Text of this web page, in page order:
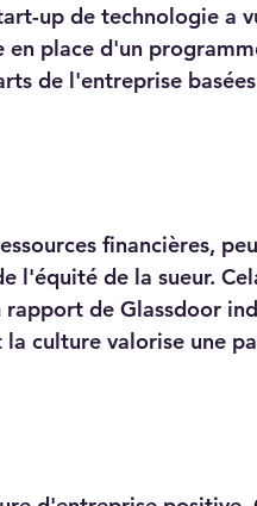
up de technologie a
place d'un
de l'entreprise
financières,
l'équité de la sueur.
de Glassdoor
culture valorise une